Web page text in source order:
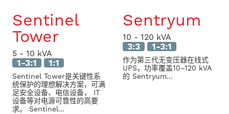
Sentinel
Tower
5 - 10 kVA
1-3:1 1:1
Sentinel Tower是关键性系
统保护的理想解决方案，可满
足安全设备、电信设备， IT
设备等对电源可靠性的高要
求。 Sentinel...
Sentryum
10 - 120 kVA
3:3 1-3:1
作为第三代无变压器在线式
UPS，功率覆盖10–120 kVA
的 Sentryum...